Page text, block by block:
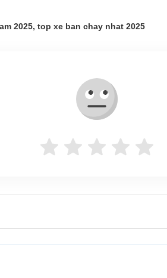
2025, top xe ban chay nhat 2025